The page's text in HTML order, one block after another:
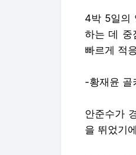
4박 5일의
하는 데 중
빠르게 적
-황재윤 골
안준수가
을 뛰었기